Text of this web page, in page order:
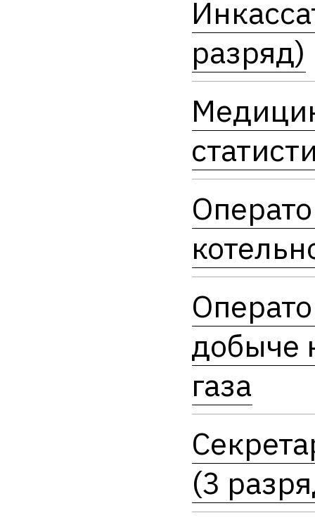
разряд)
добыче
газа
(3